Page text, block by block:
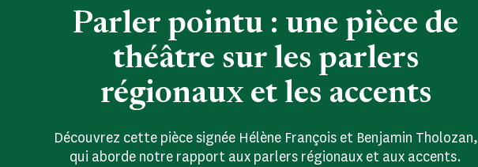
Parler pointu : une pièce de
théâtre sur les parlers
régionaux et les accents
Découvrez cette pièce signée Hélène François et Benjamin Tholozan,
qui aborde notre rapport aux parlers régionaux et aux accents.